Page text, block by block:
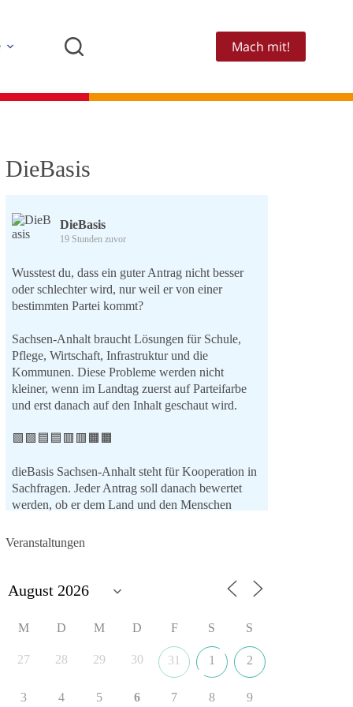
Mach mit!
DieBasis
DieBasis
19 Stunden zuvor
Wusstest du, dass ein guter Antrag nicht besser
oder schlechter wird, nur weil er von einer
bestimmten Partei kommt?
Sachsen-Anhalt braucht Lösungen für Schule,
Pflege, Wirtschaft, Infrastruktur und die
Kommunen. Diese Probleme werden nicht
kleiner, wenn im Landtag zuerst auf Parteifarbe
und erst danach auf den Inhalt geschaut wird.
🟩🟩🟦🟦🟥🟥🟧🟧
dieBasis Sachsen-Anhalt steht für Kooperation in
Sachfragen. Jeder Antrag soll danach bewertet
werden, ob er dem Land und den Menschen
Zustimmung, wenn ein Vorschlag sinnvoll ist.
Antrags oder das Ergebnis für Sachsen-Anhalt?
#dieBasis #sachsenanhalt #ltw2026
👉 Folgen:
Veranstaltungen
M D M D F S S
27 28 29 30 31 1 2
3 4 5 6 7 8 9